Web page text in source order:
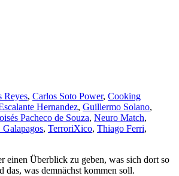
Reyes, Carlos Soto Power, Cooking
Hernandez, Guillermo Solano,
Pacheco de Souza, Neuro Match,
Galapagos, TerroriXico, Thiago Ferri,
einen Überblick zu geben, was sich dort so
das, was demnächst kommen soll.